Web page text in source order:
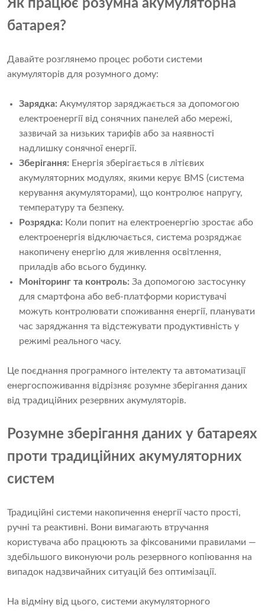
Як працює розумна акумуляторна
батарея?
Давайте розглянемо процес роботи системи
акумуляторів для розумного дому:
Зарядка: Акумулятор заряджається за допомогою
електроенергії від сонячних панелей або мережі,
зазвичай за низьких тарифів або за наявності
надлишку сонячної енергії.
Зберігання: Енергія зберігається в літієвих
акумуляторних модулях, якими керує BMS (система
керування акумуляторами), що контролює напругу,
температуру та безпеку.
Розрядка: Коли попит на електроенергію зростає або
електроенергія відключається, система розряджає
накопичену енергію для живлення освітлення,
приладів або всього будинку.
Моніторинг та контроль: За допомогою застосунку
для смартфона або веб-платформи користувачі
можуть контролювати споживання енергії, планувати
час заряджання та відстежувати продуктивність у
режимі реального часу.
Це поєднання програмного інтелекту та автоматизації
енергоспоживання відрізняє розумне зберігання даних
від традиційних резервних акумуляторів.
Розумне зберігання даних у батареях
проти традиційних акумуляторних
систем
Традиційні системи накопичення енергії часто прості,
ручні та реактивні. Вони вимагають втручання
користувача або працюють за фіксованими правилами —
здебільшого виконуючи роль резервного копіювання на
випадок надзвичайних ситуацій без оптимізації.
На відміну від цього, системи акумуляторного